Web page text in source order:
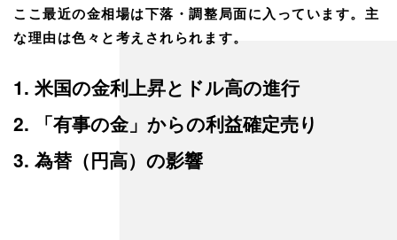
ここ最近の金相場は下落・調整局面に入っています。主
な理由は色々と考えされられます。
1. 米国の金利上昇とドル高の進行
2. 「有事の金」からの利益確定売り
3. 為替（円高）の影響